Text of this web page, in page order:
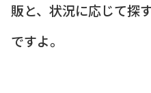
販と、状況に応じて探
ですよ。